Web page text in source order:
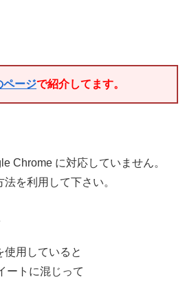
ページで紹介してます。
Chrome に対応していません。
法を利用して下さい。
使用していると
ートに混じって